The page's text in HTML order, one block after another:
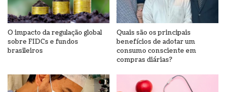
O impacto da regulação global
sobre FIDCs e fundos
brasileiros
Quais são os principais
benefícios de adotar um
consumo consciente em
compras diárias?